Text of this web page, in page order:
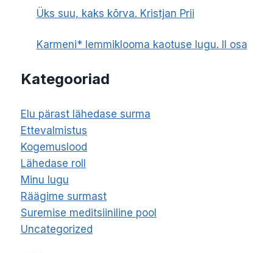
Üks suu, kaks kõrva. Kristjan Prii
Karmeni* lemmiklooma kaotuse lugu. II osa
Kategooriad
Elu pärast lähedase surma
Ettevalmistus
Kogemuslood
Lähedase roll
Minu lugu
Räägime surmast
Suremise meditsiiniline pool
Uncategorized